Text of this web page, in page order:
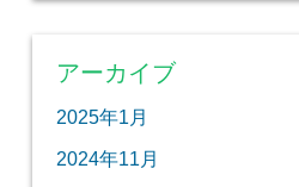
アーカイブ
2025年1月
2024年11月